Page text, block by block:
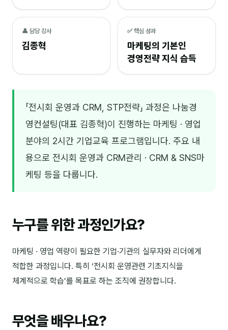
온라인강의
📈 B2B 마케팅
2
김종혁
구자룡
김경태
김의중
김지혜
김휘
Maria
👤 담당 강사
김종혁
✅ 핵심 성과
마케팅의 기본인
경영전략 지식 습득
「전시회 운영과 CRM, STP전략」 과정은 나눔경
영컨설팅(대표 김종혁)이 진행하는 마케팅 · 영업
분야의 2시간 기업교육 프로그램입니다. 주요 내
용으로 전시회 운영과 CRM관리 · CRM & SNS마
케팅 등을 다룹니다.
누구를 위한 과정인가요?
마케팅 · 영업 역량이 필요한 기업·기관의 실무자와 리더에게
적합한 과정입니다. 특히 ‘전시회 운영관련 기초지식을
체계적으로 학습’를 목표로 하는 조직에 권장합니다.
무엇을 배우나요?